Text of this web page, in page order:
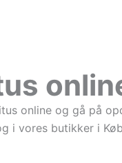
online og gå på
i vores butikker i